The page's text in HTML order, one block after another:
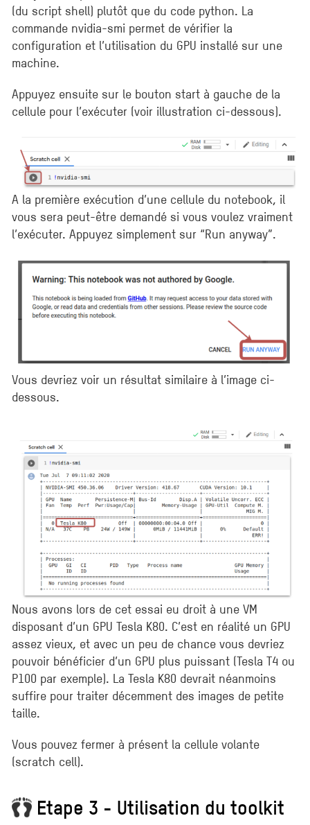
(du script shell) plutôt que du code python. La
commande nvidia-smi permet de vérifier la
configuration et l’utilisation du GPU installé sur une
machine.
Appuyez ensuite sur le bouton start à gauche de la
cellule pour l’exécuter (voir illustration ci-dessous).
A la première exécution d’une cellule du notebook, il
vous sera peut-être demandé si vous voulez vraiment
l’exécuter. Appuyez simplement sur “Run anyway”.
Vous devriez voir un résultat similaire à l’image ci-
dessous.
Nous avons lors de cet essai eu droit à une VM
disposant d’un GPU Tesla K80. C’est en réalité un GPU
assez vieux, et avec un peu de chance vous devriez
pouvoir bénéficier d’un GPU plus puissant (Tesla T4 ou
P100 par exemple). La Tesla K80 devrait néanmoins
suffire pour traiter décemment des images de petite
taille.
Vous pouvez fermer à présent la cellule volante
(scratch cell).
Etape 3 - Utilisation du toolkit